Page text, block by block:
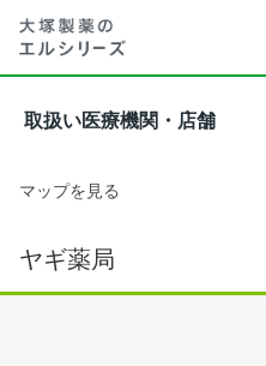
取扱い医療機関・店舗
マップを見る
ヤギ薬局